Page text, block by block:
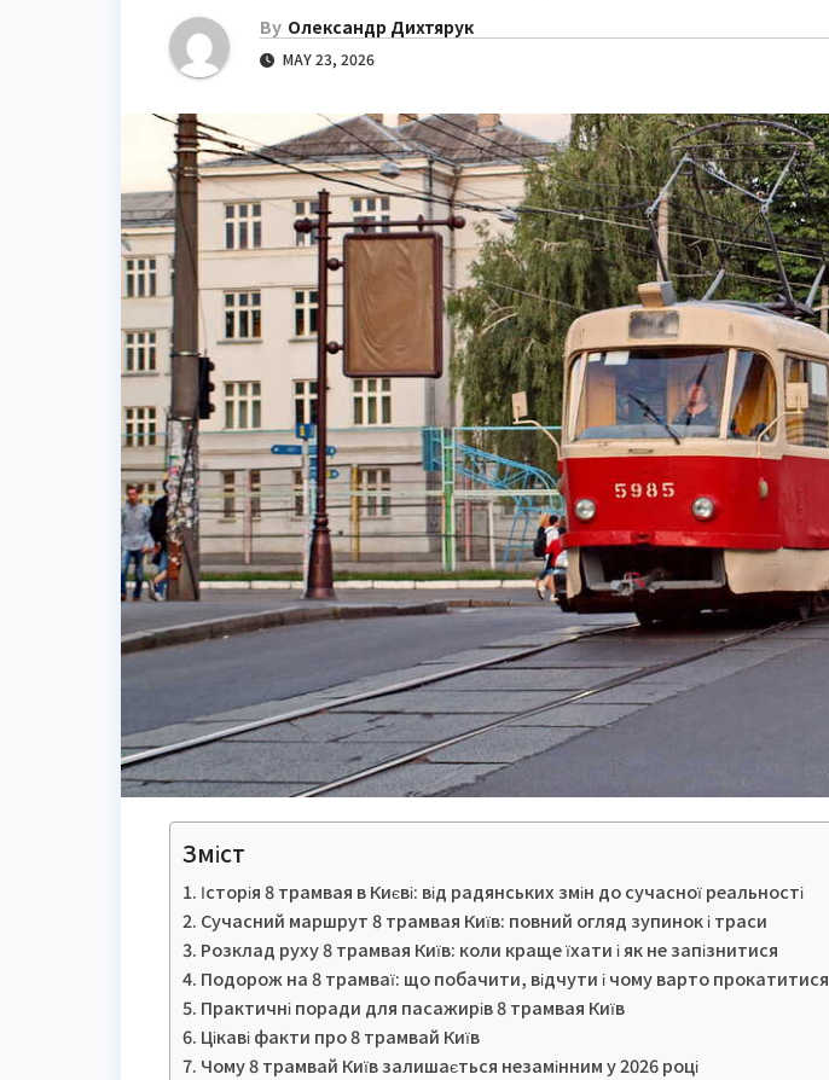
By Олександр Дихтярук
MAY 23, 2026
Зміст
Історія 8 трамвая в Києві: від радянських змін до сучасної реальності
Сучасний маршрут 8 трамвая Київ: повний огляд зупинок і траси
Розклад руху 8 трамвая Київ: коли краще їхати і як не запізнитися
Подорож на 8 трамваї: що побачити, відчути і чому варто прокатитися
Практичні поради для пасажирів 8 трамвая Київ
Цікаві факти про 8 трамвай Київ
Чому 8 трамвай Київ залишається незамінним у 2026 році